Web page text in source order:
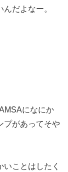
だよなー。
になにか
プがあってそや
ことはしたく